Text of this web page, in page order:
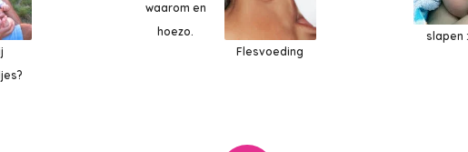
waarom en
hoezo.
Flesvoeding
slapen